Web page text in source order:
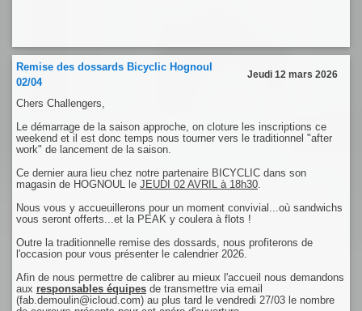
Remise des dossards Bicyclic Hognoul
02/04
Jeudi 12 mars 2026
Chers Challengers,
Le démarrage de la saison approche, on cloture les inscriptions ce
weekend et il est donc temps nous tourner vers le traditionnel "after
work" de lancement de la saison.
Ce dernier aura lieu chez notre partenaire BICYCLIC dans son
magasin de HOGNOUL le JEUDI 02 AVRIL à 18h30
Nous vous y accueuillerons pour un moment convivial...où sandwichs
vous seront offerts...et la PEAK y coulera à flots !
Outre la traditionnelle remise des dossards, nous profiterons de
l'occasion pour vous présenter le calendrier 2026.
Afin de nous permettre de calibrer au mieux l'accueil nous demandons
aux responsables équipes de transmettre via email
(fab.demoulin@icloud.com) au plus tard le vendredi 27/03 le nombre